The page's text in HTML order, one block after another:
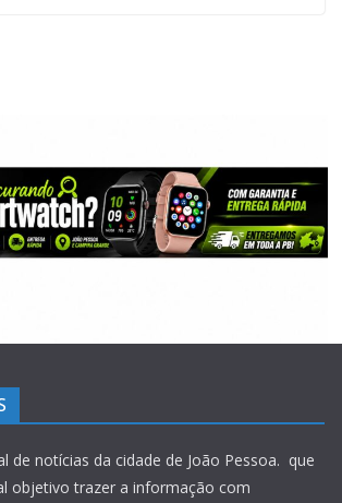
de notícias da cidade de João Pessoa. que
objetivo trazer a informação com